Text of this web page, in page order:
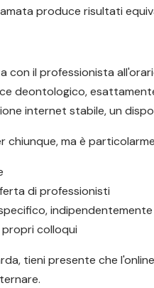
produce risultati
con il professionista
deontologico,
internet stabile, un
chiunque, ma è
di professionisti
colloqui
tieni presente che